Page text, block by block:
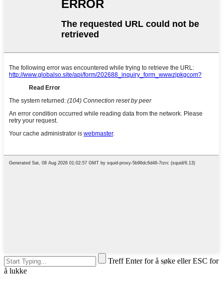
Treff Enter for å søke eller ESC for
å lukke